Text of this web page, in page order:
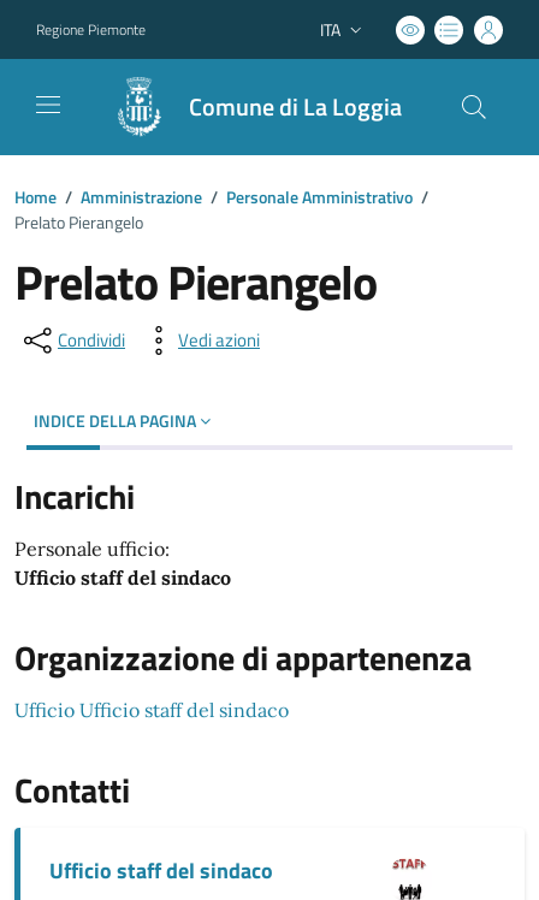
Regione Piemonte Lingua attiva:
ITA
Comune di La Loggia
Home / Amministrazione / Personale Amministrativo /
Prelato Pierangelo
Prelato Pierangelo
Condividi Vedi azioni
INDICE DELLA PAGINA
Incarichi
Personale ufficio:
Ufficio staff del sindaco
Organizzazione di appartenenza
Ufficio Ufficio staff del sindaco
Contatti
Ufficio staff del sindaco